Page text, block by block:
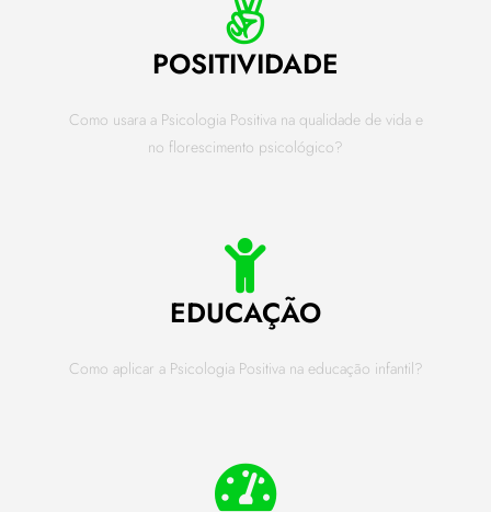
POSITIVIDADE
Como usara a Psicologia Positiva na qualidade de vida e
no florescimento psicológico?
EDUCAÇÃO
Como aplicar a Psicologia Positiva na educação infantil?